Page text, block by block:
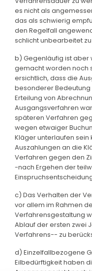
es nicht als
das als schwierig
den Regelfall
schlicht unbearbeitet
b) Gegenläufig ist aber
gemacht worden noch
ersichtlich, dass die
besonderer Bedeutung
Erteilung von
Ausgangsverfahren
späteren Verfahren
wegen etwaiger
Kläger unterlaufen sein
Auszahlungen an die
Verfahren gegen den
-nach Ergehen der
c) Das Verhalten der
vor allem im Rahmen
Verfahrensgestaltung
Ablauf der ersten zwei
Verfahrens-- zu
d) Einzelfallbezogene
Eilbedürftigkeit haben